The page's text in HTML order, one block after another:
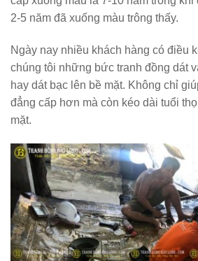
2-5 năm đã xuống màu trông thấy.
Ngày nay nhiều khách hàng có điều
chúng tôi những bức tranh đồng dát
hay dát bạc lên bề mặt. Không chỉ
đẳng cấp hơn mà còn kéo dài tuổi
mặt.